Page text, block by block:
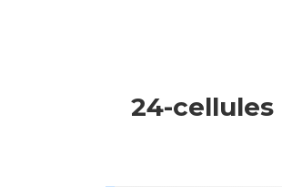
24-cellules